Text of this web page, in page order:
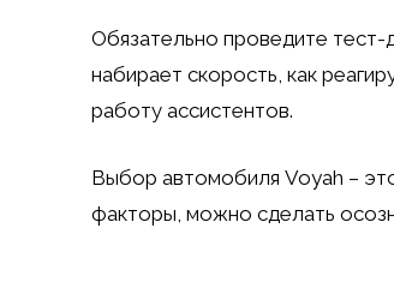
Обязательно проведите
набирает скорость, как
работу ассистентов.
Выбор автомобиля Voyah –
факторы, можно сделать